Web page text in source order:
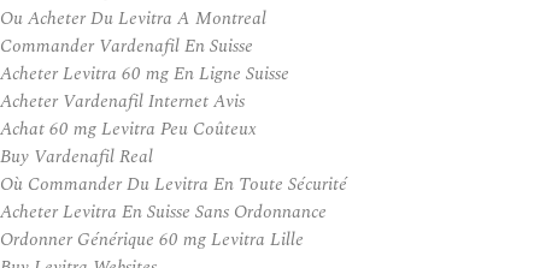
Ou Acheter Du Levitra A Montreal
Commander Vardenafil En Suisse
Acheter Levitra 60 mg En Ligne Suisse
Acheter Vardenafil Internet Avis
Achat 60 mg Levitra Peu Coûteux
Buy Vardenafil Real
Où Commander Du Levitra En Toute Sécurité
Acheter Levitra En Suisse Sans Ordonnance
Ordonner Générique 60 mg Levitra Lille